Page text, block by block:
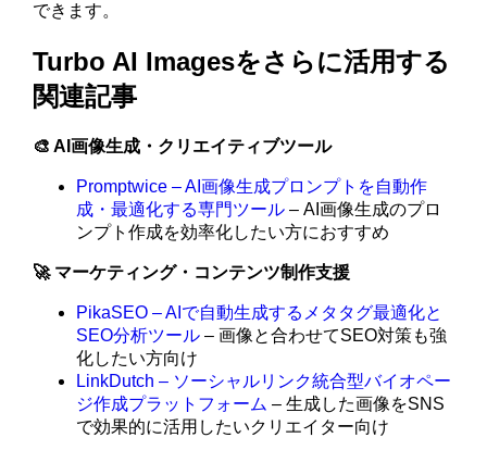
できます。
Turbo AI Imagesをさらに活用する
関連記事
🎨 AI画像生成・クリエイティブツール
Promptwice – AI画像生成プロンプトを自動作
成・最適化する専門ツール – AI画像生成のプロ
ンプト作成を効率化したい方におすすめ
🚀 マーケティング・コンテンツ制作支援
PikaSEO – AIで自動生成するメタタグ最適化と
SEO分析ツール – 画像と合わせてSEO対策も強
化したい方向け
LinkDutch – ソーシャルリンク統合型バイオペー
ジ作成プラットフォーム – 生成した画像をSNS
で効果的に活用したいクリエイター向け